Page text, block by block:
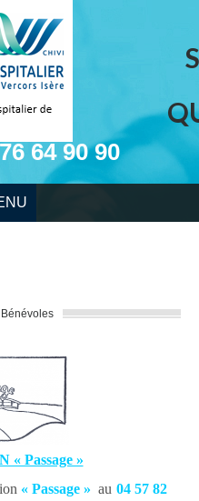
64 90 90
Bénévoles
« Passage »
« Passage » au 04 57 82